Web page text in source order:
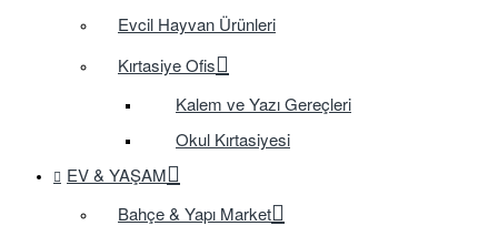
Evcil Hayvan Ürünleri
Kırtasiye Ofis
Kalem ve Yazı Gereçleri
Okul Kırtasiyesi
EV & YAŞAM
Bahçe & Yapı Market